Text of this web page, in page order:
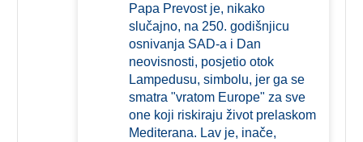
Papa Prevost je, nikako
slučajno, na 250. godišnjicu
osnivanja SAD-a i Dan
neovisnosti, posjetio otok
Lampedusu, simbolu, jer ga se
smatra "vratom Europe" za sve
one koji riskiraju život prelaskom
Mediterana. Lav je, inače,